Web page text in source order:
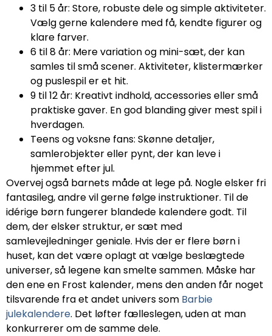
3 til 5 år: Store, robuste dele og simple aktiviteter.
Vælg gerne kalendere med få, kendte figurer og
klare farver.
6 til 8 år: Mere variation og mini-sæt, der kan
samles til små scener. Aktiviteter, klistermærker
og puslespil er et hit.
9 til 12 år: Kreativt indhold, accessories eller små
praktiske gaver. En god blanding giver mest spil i
hverdagen.
Teens og voksne fans: Skønne detaljer,
samlerobjekter eller pynt, der kan leve i
hjemmet efter jul.
Overvej også barnets måde at lege på. Nogle elsker fri
fantasileg, andre vil gerne følge instruktioner. Til de
idérige børn fungerer blandede kalendere godt. Til
dem, der elsker struktur, er sæt med
samlevejledninger geniale. Hvis der er flere børn i
huset, kan det være oplagt at vælge beslægtede
universer, så legene kan smelte sammen. Måske har
den ene en Frost kalender, mens den anden får noget
tilsvarende fra et andet univers som Barbie
julekalendere. Det løfter fælleslegen, uden at man
konkurrerer om de samme dele.